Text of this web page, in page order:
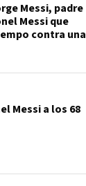
Messi, padre
Messi que
contra una
Messi a los 68